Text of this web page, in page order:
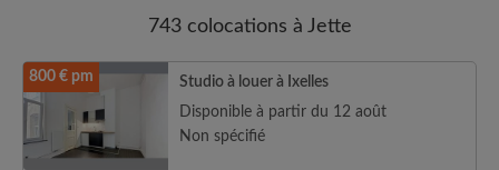
743 colocations à Jette
800 € pm
Studio à louer à Ixelles
Disponible à partir du 12 août
Non spécifié